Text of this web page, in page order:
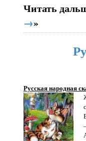
Читать
→»
Русская народная